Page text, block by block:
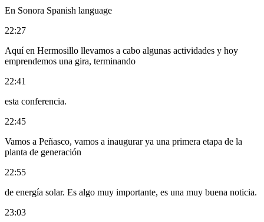
En Sonora Spanish language
22:27
Aquí en Hermosillo llevamos a cabo algunas actividades y hoy
emprendemos una gira, terminando
22:41
esta conferencia.
22:45
Vamos a Peñasco, vamos a inaugurar ya una primera etapa de la
planta de generación
22:55
de energía solar. Es algo muy importante, es una muy buena noticia.
23:03